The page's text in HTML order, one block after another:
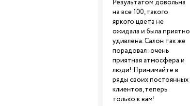
Результатом довольна
на все 100, такого
яркого цвета не
ожидала и была приятно
удивлена. Салон так же
порадовал: очень
приятная атмосфера и
люди! Принимайте в
ряды своих постоянных
клиентов, теперь
только к вам!